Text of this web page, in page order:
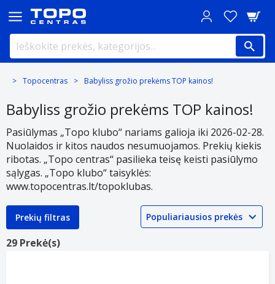
Topocentras Babyliss grožio prekėms TOP kainos!
Babyliss grožio prekėms TOP kainos!
Pasiūlymas „Topo klubo“ nariams galioja iki 2026-02-28.
Nuolaidos ir kitos naudos nesumuojamos. Prekių kiekis
ribotas. „Topo centras“ pasilieka teisę keisti pasiūlymo
sąlygas. „Topo klubo“ taisyklės:
www.topocentras.lt/topoklubas.
Prekių filtras
29 Prekė(s)